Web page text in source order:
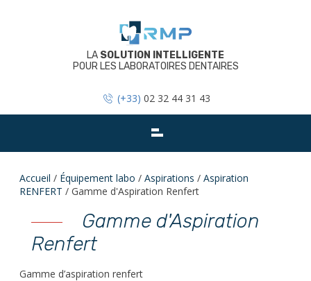
LA SOLUTION INTELLIGENTE
POUR LES LABORATOIRES DENTAIRES
(+33) 02 32 44 31 43
Accueil / Équipement labo / Aspirations / Aspiration
RENFERT / Gamme d'Aspiration Renfert
Gamme d'Aspiration
Renfert
Gamme d’aspiration renfert